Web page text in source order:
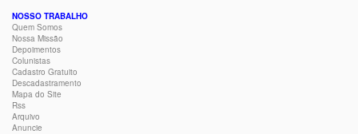
NOSSO TRABALHO
Quem Somos
Nossa Missão
Depoimentos
Colunistas
Cadastro Gratuito
Descadastramento
Mapa do Site
Rss
Arquivo
Anuncie